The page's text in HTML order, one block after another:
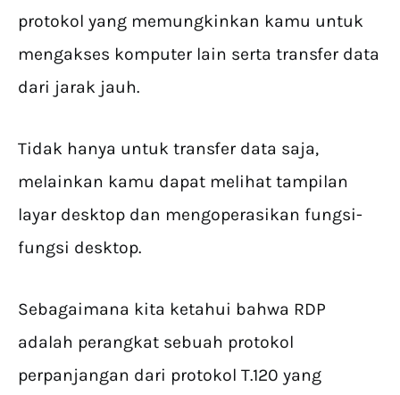
protokol yang memungkinkan kamu untuk
mengakses komputer lain serta transfer data
dari jarak jauh.
Tidak hanya untuk transfer data saja,
melainkan kamu dapat melihat tampilan
layar desktop dan mengoperasikan fungsi-
fungsi desktop.
Sebagaimana kita ketahui bahwa RDP
adalah perangkat sebuah protokol
perpanjangan dari protokol T.120 yang